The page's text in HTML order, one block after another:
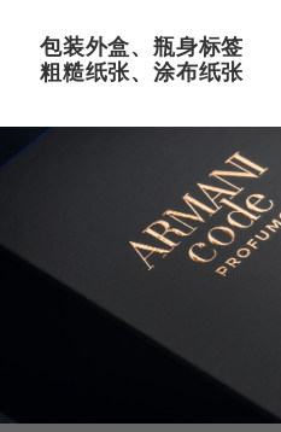
包装外盒、瓶身标签
粗糙纸张、涂布纸张